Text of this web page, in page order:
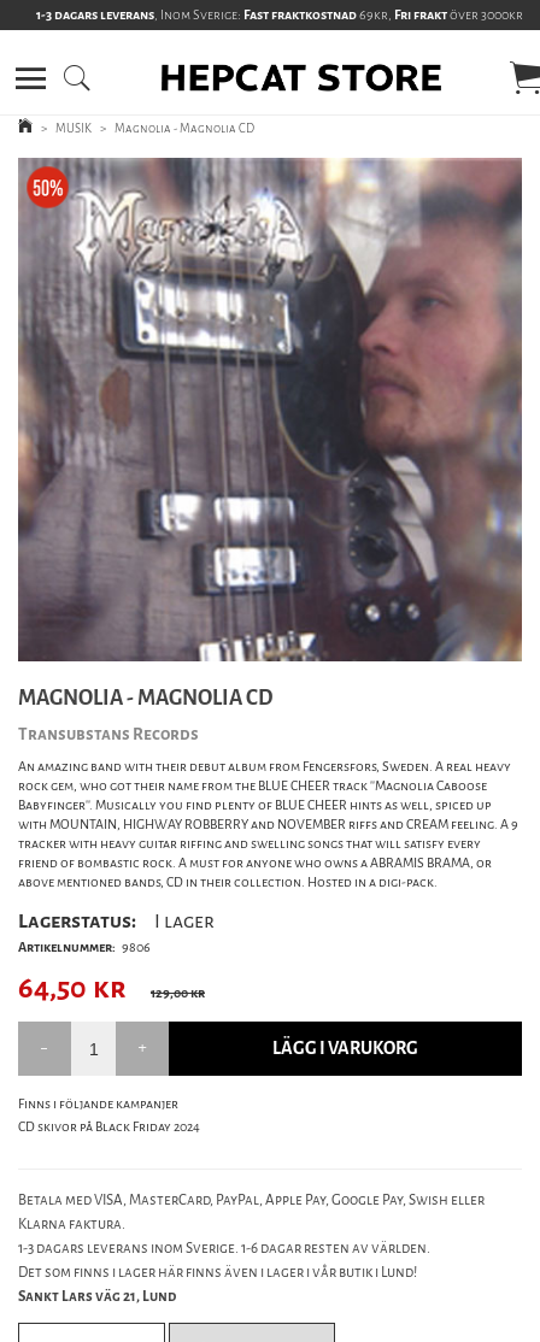
1-3 dagars leverans, Inom Sverige: Fast fraktkostnad69kr, Fri fraktöver 3000kr
> MUSIK > Magnolia - Magnolia CD
MAGNOLIA - MAGNOLIA CD
Transubstans Records
An amazing band with their debut album from Fengersfors, Sweden. A real heavy
rock gem, who got their name from the BLUE CHEER track ''Magnolia Caboose
Babyfinger''. Musically you find plenty of BLUE CHEER hints as well, spiced up
with MOUNTAIN, HIGHWAY ROBBERRY and NOVEMBER riffs and CREAM feeling. A 9
tracker with heavy guitar riffing and swelling songs that will satisfy every
friend of bombastic rock. A must for anyone who owns a ABRAMIS BRAMA, or
above mentioned bands, CD in their collection. Hosted in a digi-pack.
Lagerstatus: I lager
Artikelnummer: 9806
64,50 kr 129,00 kr
LÄGG I VARUKORG
Finns i följande kampanjer
CD skivor på Black Friday 2024
Betala med VISA, MasterCard, PayPal, Apple Pay, Google Pay, Swish eller
Klarna faktura.
1-3 dagars leverans inom Sverige. 1-6 dagar resten av världen.
Det som finns i lager här finns även i lager i vår butik i Lund!
Sankt Lars väg 21, Lund